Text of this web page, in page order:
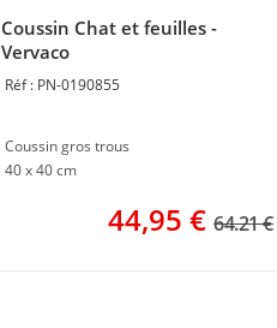
Coussin Chat et feuilles -
Vervaco
PN-0190855
Coussin gros trous
40 x 40 cm
44,95 € 64.21 €